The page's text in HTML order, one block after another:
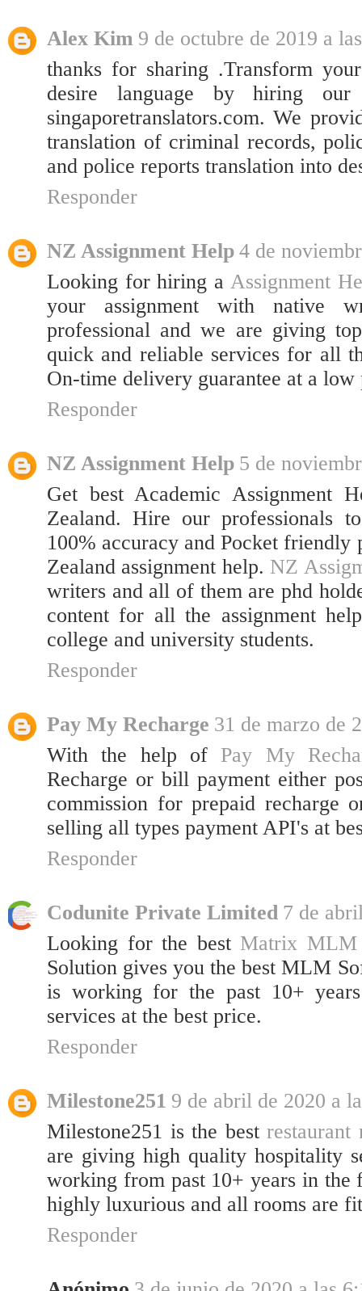
Alex Kim 9 de octubre de 2019 a
thanks for sharing .Transform
desire language by hiring
singaporetranslators.com. We
translation of criminal records,
and police reports translation into
Responder
NZ Assignment Help 4 de
Looking for hiring a Assignment
your assignment with native
professional and we are giving
quick and reliable services for all
On-time delivery guarantee at a low
Responder
NZ Assignment Help 5 de
Get best Academic Assignment
Zealand. Hire our professionals
100% accuracy and Pocket
Zealand assignment help. NZ
writers and all of them are phd
content for all the assignment
college and university students.
Responder
Pay My Recharge 31 de marzo de
With the help of Pay My
Recharge or bill payment either
commission for prepaid recharge
selling all types payment API's at
Responder
Codunite Private Limited 7 de
Looking for the best Matrix MLM
Solution gives you the best MLM
is working for the past 10+
services at the best price.
Responder
Milestone251 9 de abril de 2020 a
Milestone251 is the best
are giving high quality hospitality
working from past 10+ years in
highly luxurious and all rooms are
Responder